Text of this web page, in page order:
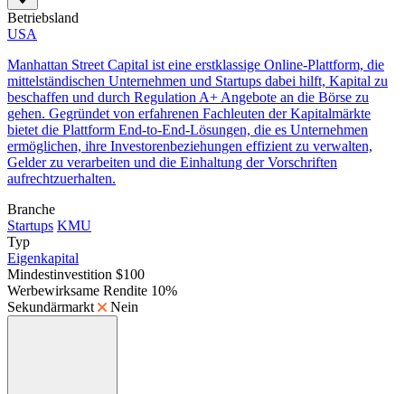
Betriebsland
USA
Manhattan Street Capital ist eine erstklassige Online-Plattform, die
mittelständischen Unternehmen und Startups dabei hilft, Kapital zu
beschaffen und durch Regulation A+ Angebote an die Börse zu
gehen. Gegründet von erfahrenen Fachleuten der Kapitalmärkte
bietet die Plattform End-to-End-Lösungen, die es Unternehmen
ermöglichen, ihre Investorenbeziehungen effizient zu verwalten,
Gelder zu verarbeiten und die Einhaltung der Vorschriften
aufrechtzuerhalten.
Branche
Startups KMU
Typ
Eigenkapital
Mindestinvestition $100
Werbewirksame Rendite 10%
Sekundärmarkt
Nein